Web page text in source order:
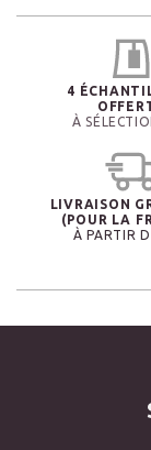
4
À
LIVRAISON
(POUR LA
À PARTIR